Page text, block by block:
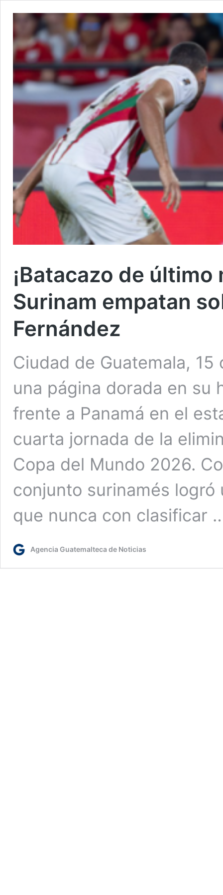
¡Batacazo de
Surinam empatan
Fernández
Ciudad de Guatemala,
una página dorada en su
frente a Panamá en el
cuarta jornada de la
Copa del Mundo 2026.
conjunto surinamés logró
que nunca con clasificar
Agencia Guatemalteca de Noticias